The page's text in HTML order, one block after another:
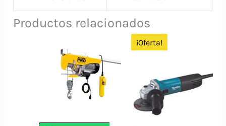
Productos relacionados
¡Oferta!